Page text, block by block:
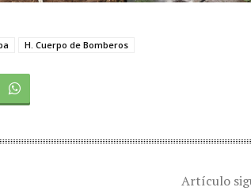
H. Cuerpo de Bomberos
Artículo